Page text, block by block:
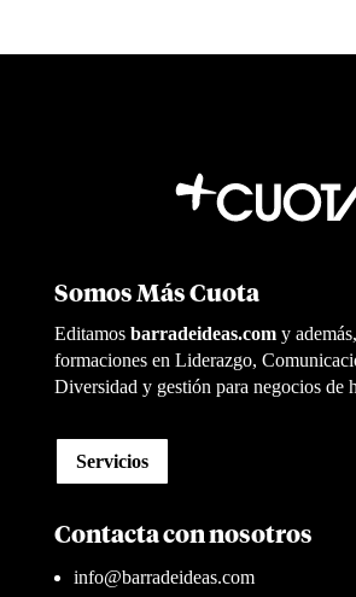
Somos Más Cuota
Editamosbarradeideas.com y
formaciones en Liderazgo,
Diversidad y gestión para negocios de
Servicios
Contacta con nosotros
info@barradeideas.com